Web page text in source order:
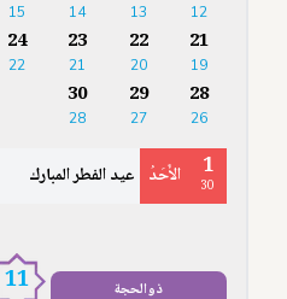
12
13
14
15
21
19
22
20
23
21
24
22
28
26
29
27
30
28
1
30 الأَحَدُ عيد الفطر المبارك
ذوالحجة 11